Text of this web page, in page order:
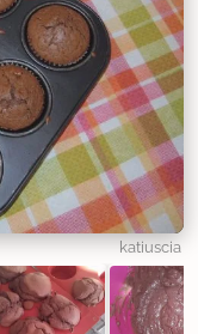
katiuscia